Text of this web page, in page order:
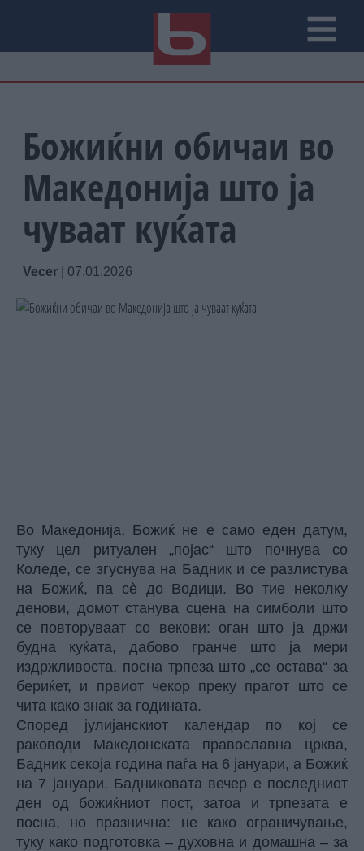
Божиќни обичаи во
Македонија што ја
чуваат куќата
Vecer 07.01.2026
Во Македонија, Божиќ не е само еден датум,
туку цел ритуален „појас“ што почнува со
Коледе, се згуснува на Бадник и се разлистува
на Божиќ, па сè до Водици. Во тие неколку
денови, домот станува сцена на симболи што
се повторуваат со векови: оган што ја држи
будна куќата, дабово гранче што ја мери
издржливоста, посна трпеза што „се остава“ за
бериќет, и првиот чекор преку прагот што се
чита како знак за годината.
Според јулијанскиот календар по кој се
раководи Македонската православна црква,
Бадник секоја година паѓа на 6 јануари, а Божиќ
на 7 јануари. Бадниковата вечер е последниот
ден од божиќниот пост, затоа и трпезата е
посна, но празнична: не како ограничување,
туку како подготовка – духовна и домашна – за